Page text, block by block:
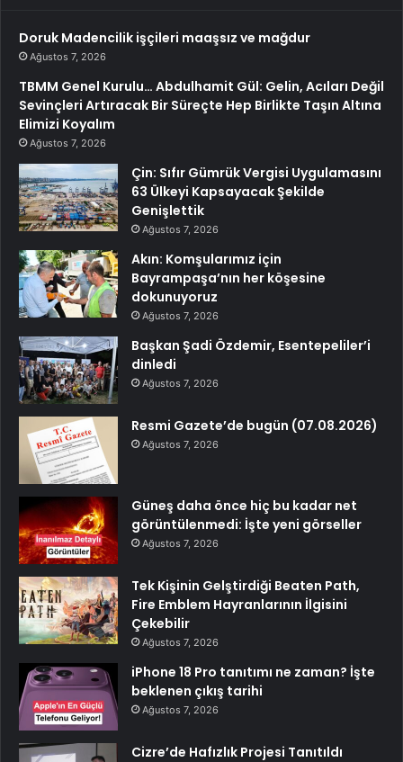
Doruk Madencilik işçileri maaşsız ve mağdur
Ağustos 7, 2026
TBMM Genel Kurulu… Abdulhamit Gül: Gelin, Acıları Değil
Sevinçleri Artıracak Bir Süreçte Hep Birlikte Taşın Altına
Elimizi Koyalım
Ağustos 7, 2026
Çin: Sıfır Gümrük Vergisi Uygulamasını
63 Ülkeyi Kapsayacak Şekilde
Genişlettik
Ağustos 7, 2026
Akın: Komşularımız için
Bayrampaşa’nın her köşesine
dokunuyoruz
Ağustos 7, 2026
Başkan Şadi Özdemir, Esentepeliler’i
dinledi
Ağustos 7, 2026
Resmi Gazete’de bugün (07.08.2026)
Ağustos 7, 2026
Güneş daha önce hiç bu kadar net
görüntülenmedi: İşte yeni görseller
Ağustos 7, 2026
Tek Kişinin Gelştirdiği Beaten Path,
Fire Emblem Hayranlarının İlgisini
Çekebilir
Ağustos 7, 2026
iPhone 18 Pro tanıtımı ne zaman? İşte
beklenen çıkış tarihi
Ağustos 7, 2026
Cizre’de Hafızlık Projesi Tanıtıldı